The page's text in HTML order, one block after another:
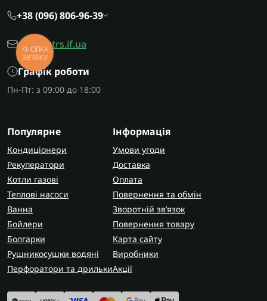
+38 (096) 806-96-39
office@trs.if.ua
Графік роботи
Пн-Пт: з 09:00 до 18:00
Популярне
Кондиціонери
Рекуператори
Котли газові
Теплові насоси
Ванна
Бойлери
Болгарки
Рушникосушки водяні
Перфоратори та дрильки
Інформація
Умови угоди
Доставка
Оплата
Повернення та обмін
Зворотній зв’язок
Повернення товару
Карта сайту
Виробники
Акції
КНОПКА
ЗВ'ЯЗКУ